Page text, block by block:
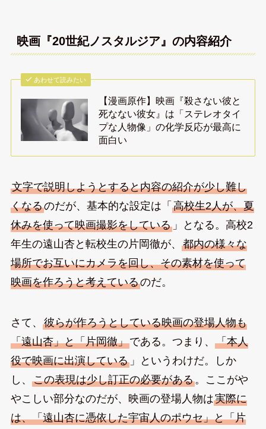
映画『20世紀ノスタルジア』の内容紹介
あわせて読みたい
【漫画原作】映画『殺さない彼と
死なない彼女』は「ステレオタイ
プな人物像」の化学反応が最高に
面白い
文字で説明しようとすると内容の紹介が少し難し
くなるのだが、基本的な設定は「 高校生2人が、夏
休みを使って映画撮影をしている」となる。高校2
年生の遠山杏と転校生の片岡徹が、 都内の様々な
場所でお互いにカメラを回し、その素材を使って
映画を作ろうと考えているのだ。
さて、 彼らが作ろうとしている映画の登場人物も
「遠山杏」と「片岡徹」である。つまり、 「本人
役で映画に出演している」というわけだ。しか
し、 この表現は少し訂正の必要がある。ここがや
やこしい部分なのだが、映画の登場人物は実際に
は、「遠山杏に憑依した宇宙人のポウセ」と「片